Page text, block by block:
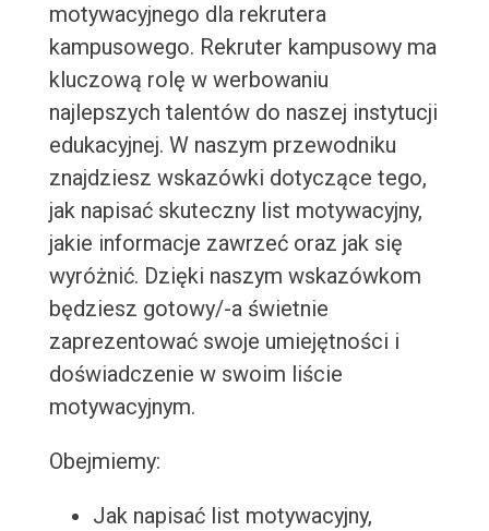
motywacyjnego dla rekrutera
kampusowego. Rekruter kampusowy ma
kluczową rolę w werbowaniu
najlepszych talentów do naszej instytucji
edukacyjnej. W naszym przewodniku
znajdziesz wskazówki dotyczące tego,
jak napisać skuteczny list motywacyjny,
jakie informacje zawrzeć oraz jak się
wyróżnić. Dzięki naszym wskazówkom
będziesz gotowy/-a świetnie
zaprezentować swoje umiejętności i
doświadczenie w swoim liście
motywacyjnym.
Obejmiemy:
Jak napisać list motywacyjny,